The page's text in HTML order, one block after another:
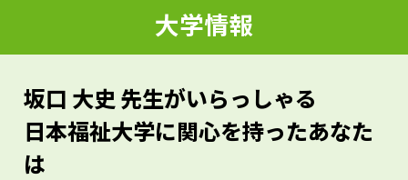
くるだけではなく、そこに住む人や集まる
人、その場の歴史や文化も含め、人を理解
し、社会をよくするための学問であるとい
えます。また、人を助け支える「ふくし」
の分野にも建築の力は生かされているので
大学情報
坂口 大史 先生がいらっしゃる
日本福祉大学に関心を持ったあなた
は